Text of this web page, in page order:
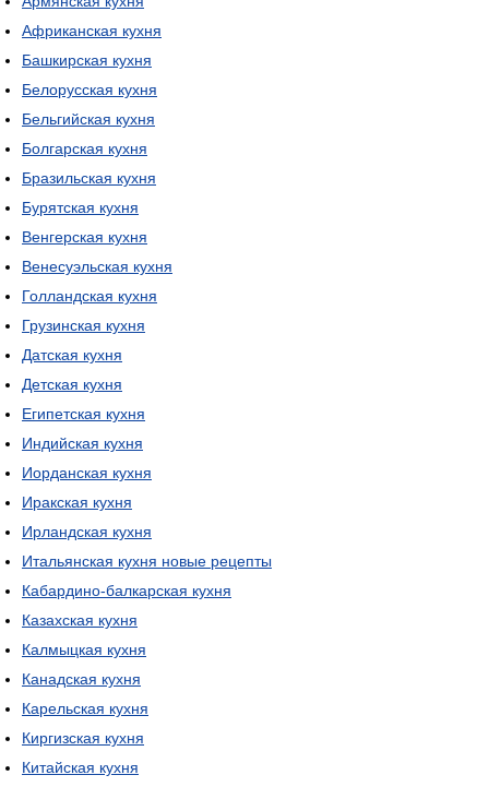
Африканская кухня
Башкирская кухня
Белорусская кухня
Бельгийская кухня
Болгарская кухня
Бразильская кухня
Бурятская кухня
Венгерская кухня
Венесуэльская кухня
Голландская кухня
Грузинская кухня
Датская кухня
Детская кухня
Египетская кухня
Индийская кухня
Иорданская кухня
Иракская кухня
Ирландская кухня
Итальянская кухня новые рецепты
Кабардино-балкарская кухня
Казахская кухня
Калмыцкая кухня
Канадская кухня
Карельская кухня
Киргизская кухня
Китайская кухня